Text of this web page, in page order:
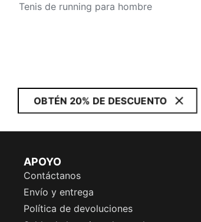
Tenis de running para hombre
OBTÉN 20% DE DESCUENTO
APOYO
Contáctanos
Envío y entrega
Política de devoluciones